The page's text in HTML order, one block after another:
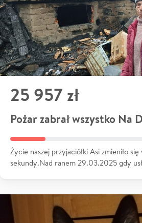
25 957 zł
Pożar zabrał wszystko Na
Życie naszej przyjaciółki Asi zmieniło
sekundy.Nad ranem 29.03.2025 gdy